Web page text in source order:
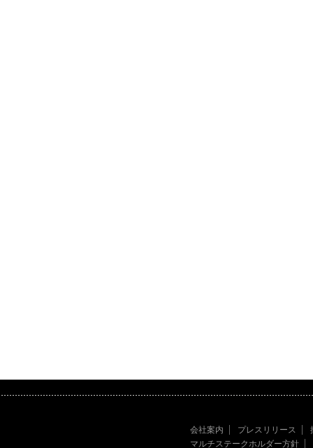
会社案内 プレスリリース
マルチステークホルダー方針